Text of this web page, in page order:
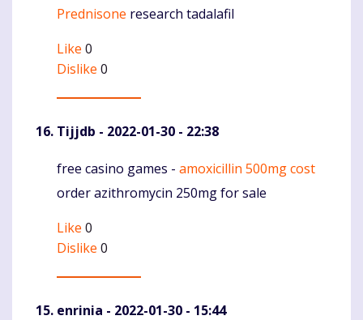
Komentaras
Prednisone research tadalafil
Like 0
Dislike 0
Tijjdb - 2022-01-30 - 22:38
Komentaras
free casino games - amoxicillin 500mg cost
order azithromycin 250mg for sale
Like 0
Dislike 0
enrinia - 2022-01-30 - 15:44